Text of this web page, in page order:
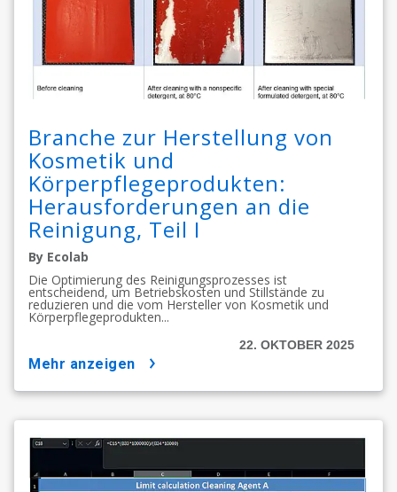
Branche zur Herstellung von
Kosmetik und
Körperpflegeprodukten:
Herausforderungen an die
Reinigung, Teil I
By Ecolab
Die Optimierung des Reinigungsprozesses ist
entscheidend, um Betriebskosten und Stillstände zu
reduzieren und die vom Hersteller von Kosmetik und
Körperpflegeprodukten...
22. OKTOBER 2025
mehr anzeigen